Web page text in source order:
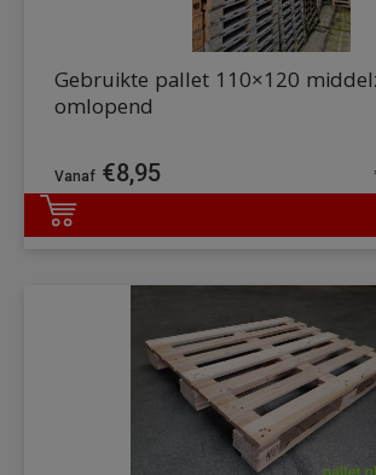
Gebruikte pallet 110×120
omlopend
€8,95